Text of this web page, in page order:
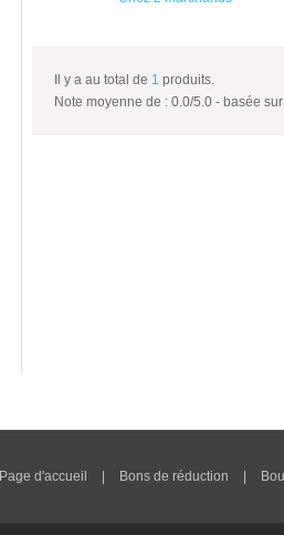
Il y a au total de 1 produits.
Note moyenne de : 0.0/5.0 - basée
Page d'accueil Bons de réduction